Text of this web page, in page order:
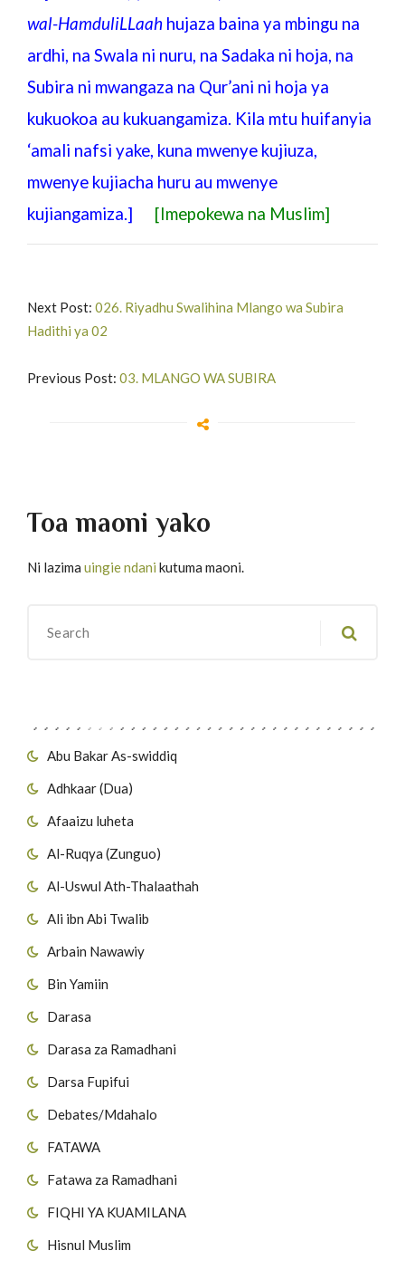
Abu Bakar As-swiddiq
Adhkaar (Dua)
Afaaizu luheta
Al-Ruqya (Zunguo)
Al-Uswul Ath-Thalaathah
Ali ibn Abi Twalib
Arbain Nawawiy
Bin Yamiin
Darasa
Darasa za Ramadhani
Darsa Fupifui
Debates/Mdahalo
FATAWA
Fatawa za Ramadhani
FIQHI YA KUAMILANA
Hisnul Muslim
wal-HamduliLLaah hujaza baina ya mbingu na
ardhi, na Swala ni nuru, na Sadaka ni hoja, na
Subira ni mwangaza na Qur’ani ni hoja ya
kukuokoa au kukuangamiza. Kila mtu huifanyia
‘amali nafsi yake, kuna mwenye kujiuza,
mwenye kujiacha huru au mwenye
kujiangamiza.]
[Imepokewa na Muslim]
Next Post: 026. Riyadhu Swalihina Mlango wa Subira
Hadithi ya 02
Previous Post: 03. MLANGO WA SUBIRA
Toa maoni yako
Ni lazima uingie ndani kutuma maoni.